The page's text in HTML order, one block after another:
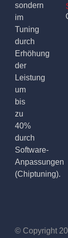
sondern
im
Tuning
durch
Erhöhung
der
Leistung
um
bis
zu
40%
durch
Software-
Anpassungen
(Chiptuning).
© Copyright